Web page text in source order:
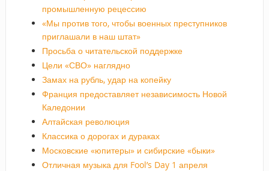
промышленную рецессию
«Мы против того, чтобы военных преступников
приглашали в наш штат»
Просьба о читательской поддержке
Цели «СВО» наглядно
Замах на рубль, удар на копейку
Франция предоставляет независимость Новой
Каледонии
Алтайская революция
Классика о дорогах и дураках
Московские «юпитеры» и сибирские «быки»
Отличная музыка для Fool’s Day 1 апреля